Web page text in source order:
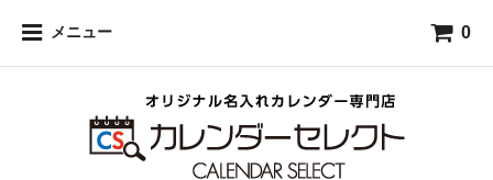
メニュー 0